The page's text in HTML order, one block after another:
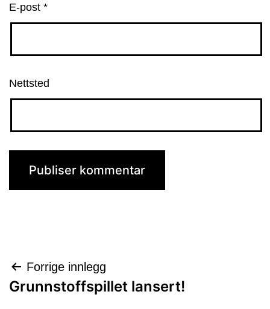
E-post *
Nettsted
Innleggsnavigasjon
Forrige innlegg
Grunnstoffspillet lansert!